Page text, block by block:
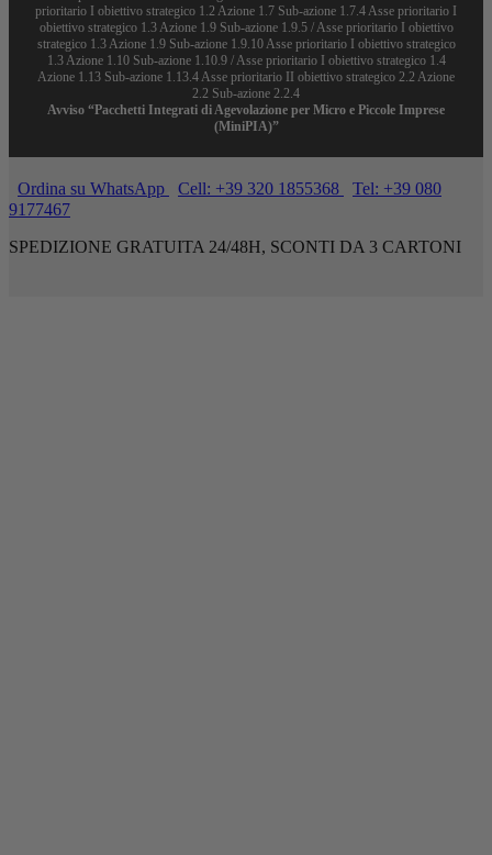
prioritario I obiettivo strategico 1.2 Azione 1.7 Sub-azione 1.7.4 Asse prioritario I
obiettivo strategico 1.3 Azione 1.9 Sub-azione 1.9.5 / Asse prioritario I obiettivo
strategico 1.3 Azione 1.9 Sub-azione 1.9.10 Asse prioritario I obiettivo strategico
1.3 Azione 1.10 Sub-azione 1.10.9 / Asse prioritario I obiettivo strategico 1.4
Azione 1.13 Sub-azione 1.13.4 Asse prioritario II obiettivo strategico 2.2 Azione
2.2 Sub-azione 2.2.4
Avviso “Pacchetti Integrati di Agevolazione per Micro e Piccole Imprese
(MiniPIA)”
Ordina su WhatsApp Cell: +39 320 1855368
Tel: +39 080
9177467
SPEDIZIONE GRATUITA 24/48H, SCONTI DA 3 CARTONI